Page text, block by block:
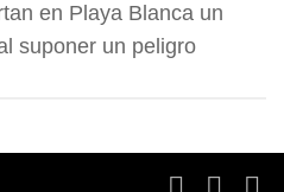
en Playa Blanca un
suponer un peligro